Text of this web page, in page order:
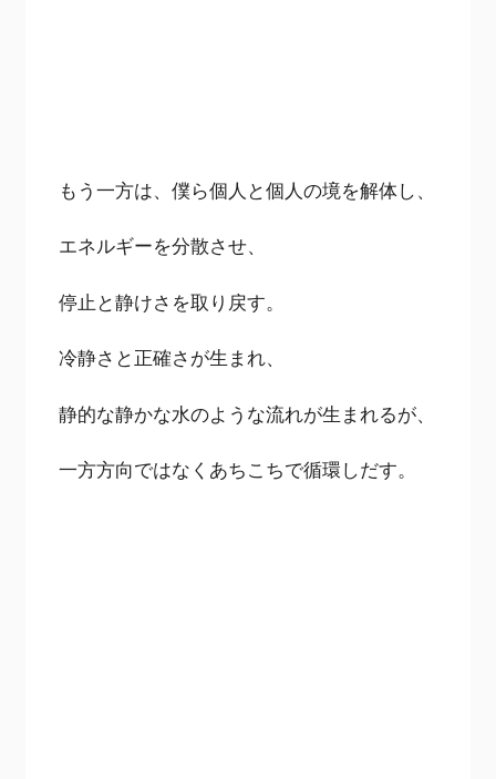
もう一方は、僕ら個人と個人の境を解体し、
エネルギーを分散させ、
停止と静けさを取り戻す。
冷静さと正確さが生まれ、
静的な静かな水のような流れが生まれるが、
一方方向ではなくあちこちで循環しだす。